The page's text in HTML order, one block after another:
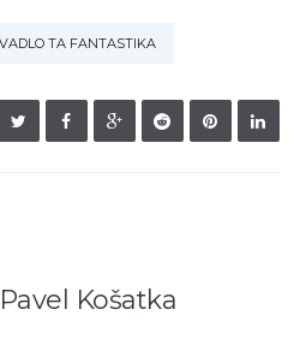
TA FANTASTIKA
Pavel Košatka